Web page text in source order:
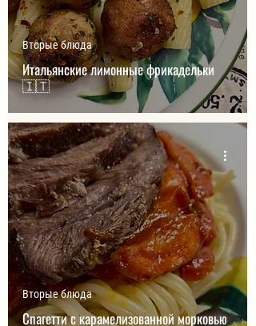
Итальянские лимонные фрикадельки
🇮🇹
Вторые блюда
Спагетти с карамелизованной морковью
Вторые блюда